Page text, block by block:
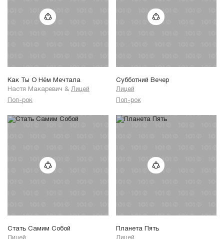
Как Ты О Нём Мечтала
Настя Макаревич & Лицей
Поп-рок
Субботний Вечер
Лицей
Поп-рок
Стать Самим Собой
Планета Пять